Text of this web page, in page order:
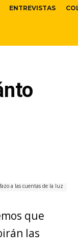
ENTREVISTAS
a las cuentas de la luz
que
las